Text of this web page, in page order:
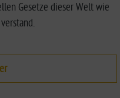
Gesetze dieser Welt wie